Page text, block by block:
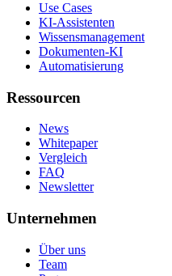
Use Cases
KI-Assistenten
Wissensmanagement
Dokumenten-KI
Automatisierung
Ressourcen
News
Whitepaper
Vergleich
FAQ
Newsletter
Unternehmen
Über uns
Team